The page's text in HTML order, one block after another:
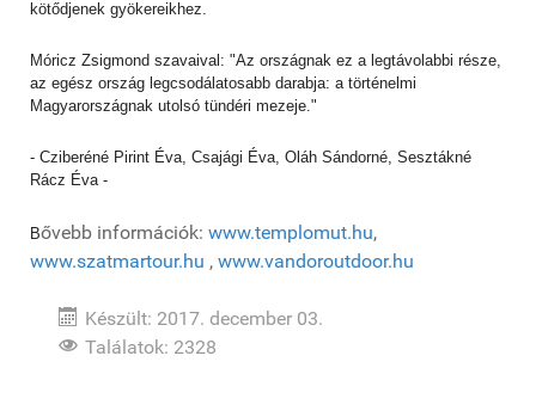
kötődjenek gyökereikhez.
Móricz Zsigmond szavaival: "Az országnak ez a legtávolabbi része,
az egész ország legcsodálatosabb darabja: a történelmi
Magyarországnak utolsó tündéri mezeje."
- Cziberéné Pirint Éva, Csajági Éva, Oláh Sándorné, Sesztákné
Rácz Éva -
Bővebb információk: www.templomut.hu,
www.szatmartour.hu , www.vandoroutdoor.hu
Készült: 2017. december 03.
Találatok: 2328